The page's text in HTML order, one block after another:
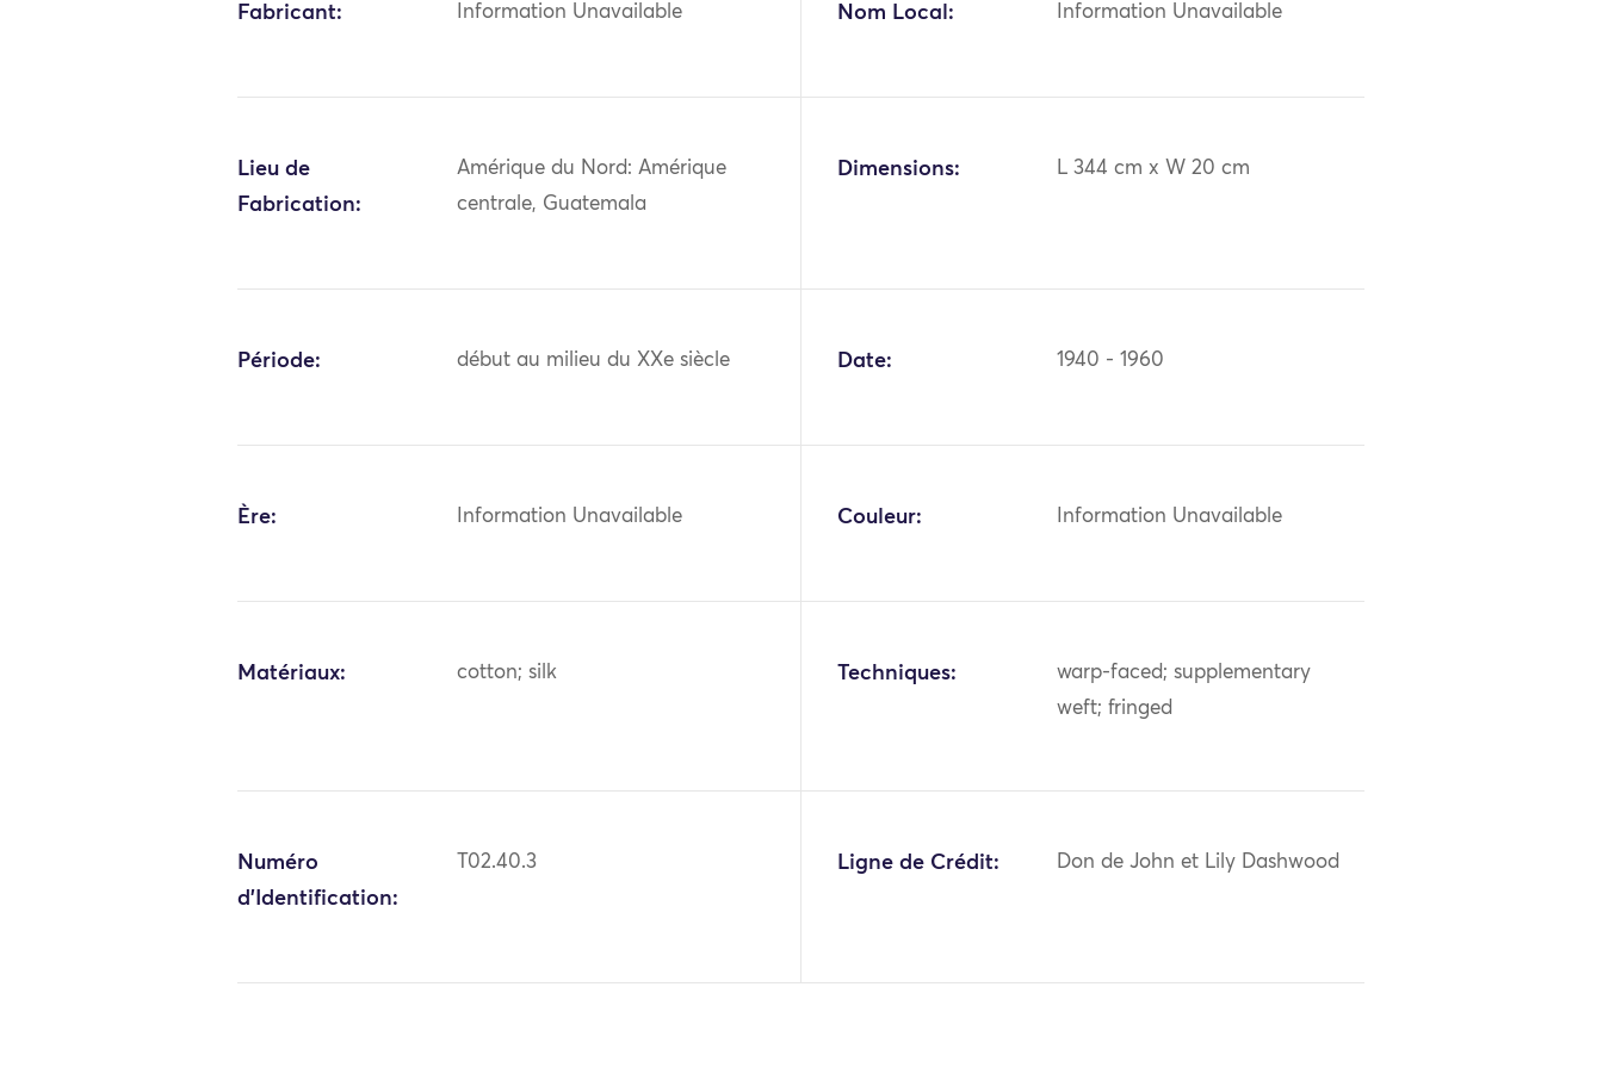
Fabricant: Information Unavailable Nom Local: Information Unavailable
Lieu de
Fabrication:
Amérique du Nord: Amérique
centrale, Guatemala
Dimensions: L 344 cm x W 20 cm
Période: début au milieu du XXe siècle Date: 1940 - 1960
Ère: Information Unavailable Couleur: Information Unavailable
Matériaux: cotton; silk Techniques:
warp-faced; supplementary
weft; fringed
Numéro
d'Identification:
T02.40.3 Ligne de Crédit: Don de John et Lily Dashwood